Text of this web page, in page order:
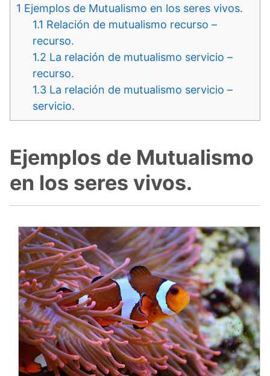
1 Ejemplos de Mutualismo en los seres vivos.
1.1 Relación de mutualismo recurso –
recurso.
1.2 La relación de mutualismo servicio –
recurso.
1.3 La relación de mutualismo servicio –
servicio.
Ejemplos de Mutualismo
en los seres vivos.